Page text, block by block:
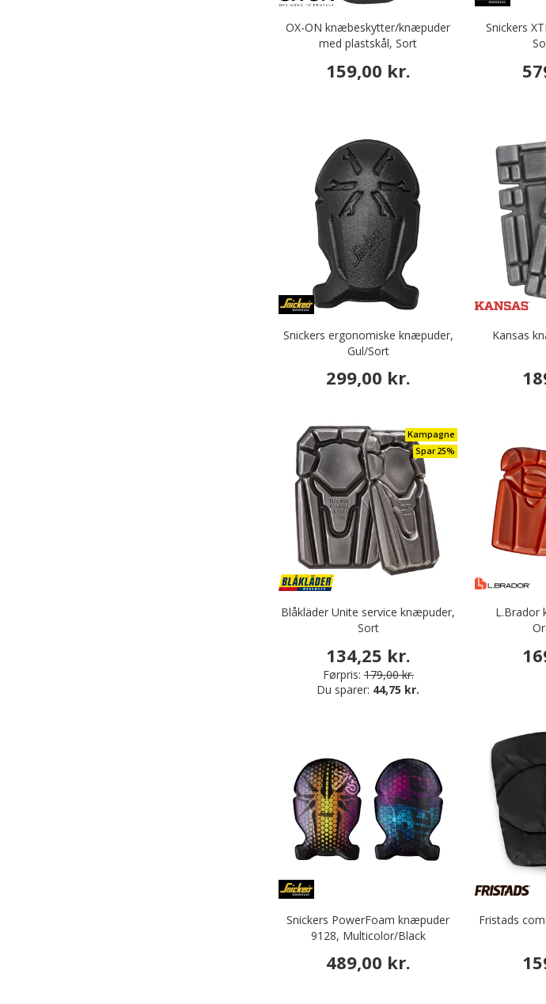
OX-ON knæbeskytter/knæpuder
med plastskål, Sort
159,00 kr.
Snickers
Snickers ergonomiske knæpuder,
Gul/Sort
299,00 kr.
Kansas
Kampagne
Spar 25%
Blåkläder Unite service knæpuder,
Sort
134,25 kr.
Førpris: 179,00 kr.
Du sparer: 44,75 kr.
L.Brador
Snickers PowerFoam knæpuder
9128, Multicolor/Black
489,00 kr.
Fristads